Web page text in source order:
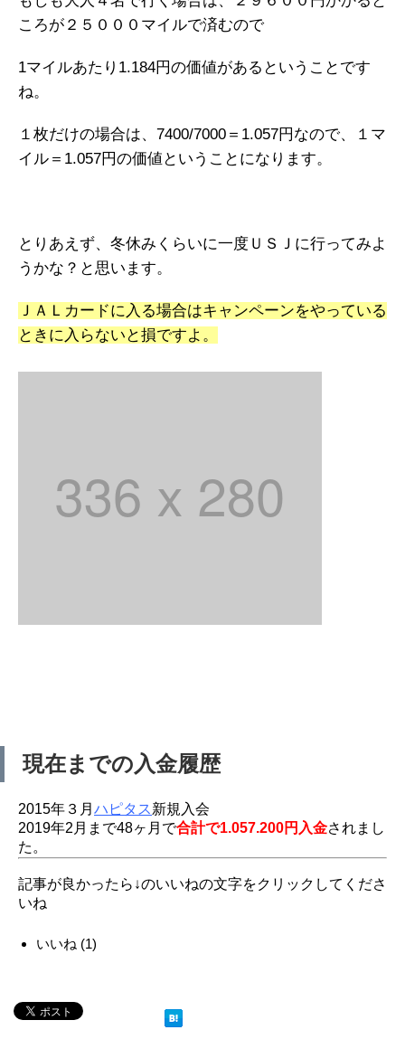
ころが２５０００マイルで済むので
1マイルあたり1.184円の価値があるということです
ね。
１枚だけの場合は、7400/7000＝1.057円なので、１マ
イル＝1.057円の価値ということになります。
とりあえず、冬休みくらいに一度ＵＳＪに行ってみよ
うかな？と思います。
ＪＡＬカードに入る場合はキャンペーンをやっている
ときに入らないと損ですよ。
現在までの入金履歴
2015年３月 ハピタス新規入会
2019年2月まで48ヶ月で合計で1.057.200円入金されまし
た。
記事が良かったら↓のいいねの文字をクリックしてくださ
いね
いいね (1)